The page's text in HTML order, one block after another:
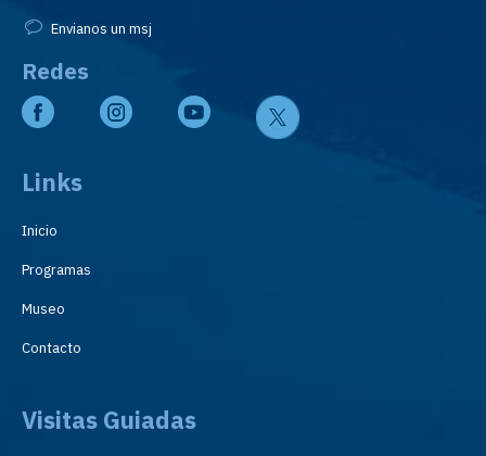
Envianos un msj
Redes
Links
Inicio
Programas
Museo
Contacto
Visitas Guiadas